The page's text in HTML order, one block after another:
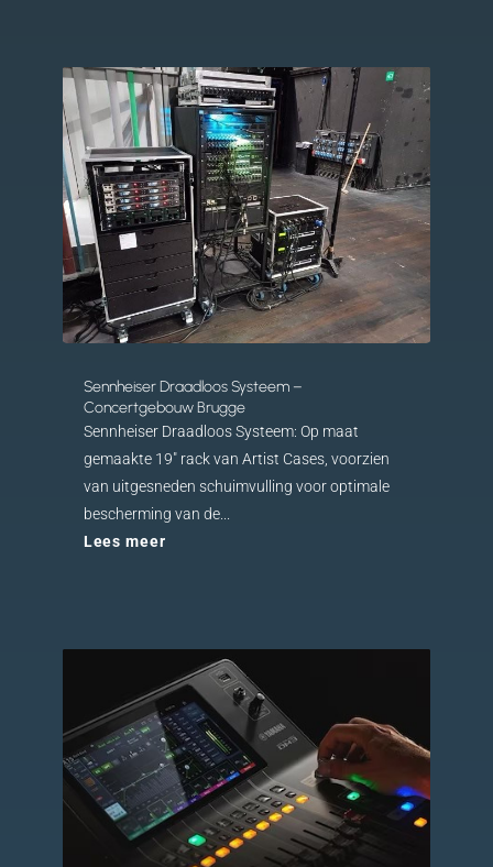
Sennheiser Draadloos Systeem –
Concertgebouw Brugge
Sennheiser Draadloos Systeem: Op maat
gemaakte 19" rack van Artist Cases, voorzien
van uitgesneden schuimvulling voor optimale
bescherming van de...
Lees meer